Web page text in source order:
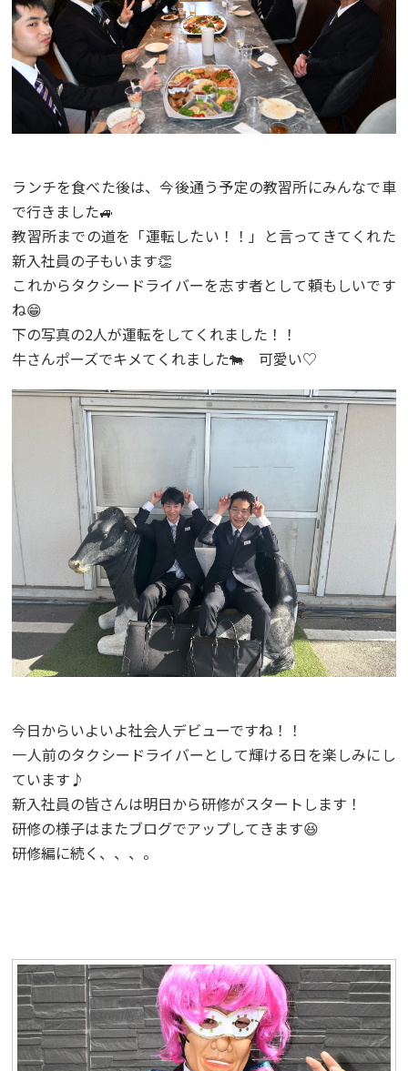
ランチを食べた後は、今後通う予定の教習所にみんなで車
で行きました🚙
教習所までの道を「運転したい！！」と言ってきてくれた
新入社員の子もいます👏
これからタクシードライバーを志す者として頼もしいです
ね😁
下の写真の2人が運転をしてくれました！！
牛さんポーズでキメてくれました🐄 可愛い♡
今日からいよいよ社会人デビューですね！！
一人前のタクシードライバーとして輝ける日を楽しみにし
ています♪
新入社員の皆さんは明日から研修がスタートします！
研修の様子はまたブログでアップしてきます😆
研修編に続く、、、。